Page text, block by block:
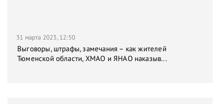
31 марта 2023, 12:50
Выговоры, штрафы, замечания – как жителей
Тюменской области, ХМАО и ЯНАО наказыв...